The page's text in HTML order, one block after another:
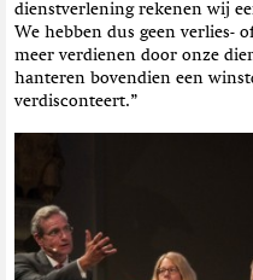
dienstverlening rekenen wij
We hebben dus geen verlies-
meer verdienen door onze
hanteren bovendien een
verdisconteert.”